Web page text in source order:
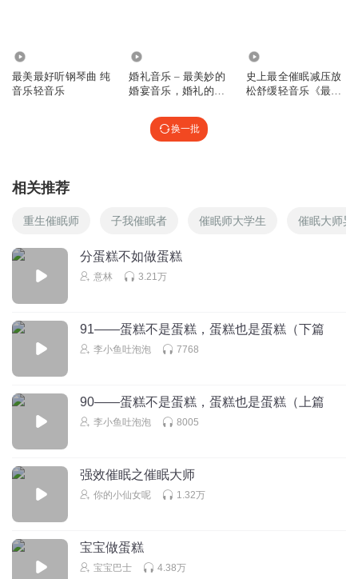
最美最好听钢琴曲 纯
音乐轻音乐
婚礼音乐 – 最美妙的
婚宴音乐，婚礼的
轻喜对的婚宴音乐
史上最全催眠减压放
松舒缓轻音乐《最美
换一批
相关推荐
重生催眠师 子我催眠者 催眠师大学生 催眠大师异
分蛋糕不如做蛋糕
意林 3.21万
91——蛋糕不是蛋糕，蛋糕也是蛋糕（下篇
李小鱼吐泡泡 7768
90——蛋糕不是蛋糕，蛋糕也是蛋糕（上篇
李小鱼吐泡泡 8005
强效催眠之催眠大师
你的小仙女呢 1.32万
宝宝做蛋糕
宝宝巴士 4.38万